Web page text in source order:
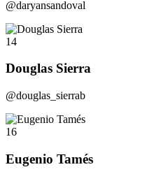
@daryansandoval
14
Douglas Sierra
@douglas_sierrab
16
Eugenio Tamés